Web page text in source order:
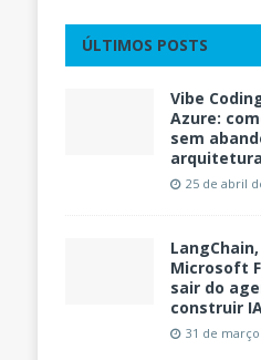
ÚLTIMOS POSTS
Vibe
Azure:
sem
arquitetura
25 de abril
Microsoft
sair do
construir
31 de